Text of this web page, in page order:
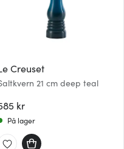
Creuset
21 cm deep teal
kr
På lager